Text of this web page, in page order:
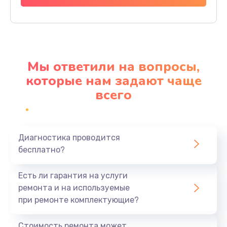
Заказать
Профилактическая чистка
Заказать
1440 руб.
Мы ответили на вопросы,
которые нам задают чаще
всего
Диагностика проводится
бесплатно?
Есть ли гарантия на услуги
ремонта и на используемые
при ремонте комплектующие?